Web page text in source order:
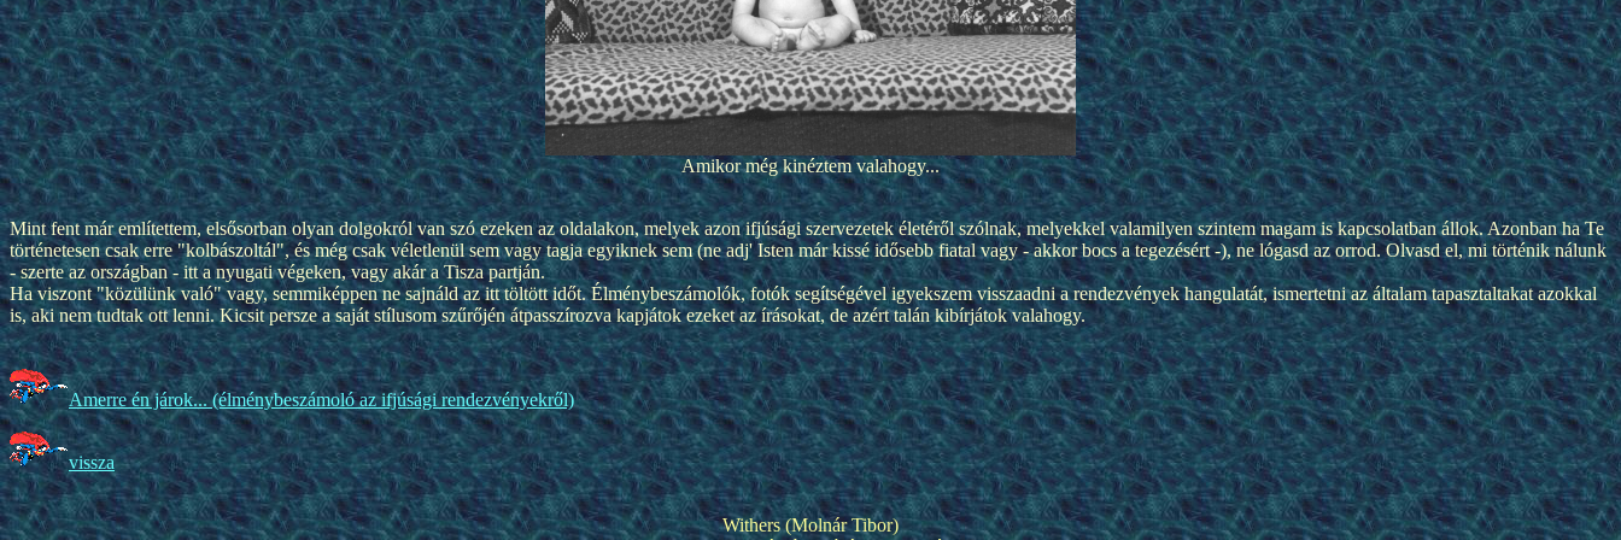
Amikor még kinéztem valahogy...
Mint fent már említettem, elsősorban olyan dolgokról van szó ezeken az oldalakon, melyek azon ifjúsági szervezetek életéről szólnak, melyekkel valamilyen szintem magam is kapcsolatban állok. Azonban ha Te
történetesen csak erre "kolbászoltál", és még csak véletlenül sem vagy tagja egyiknek sem (ne adj' Isten már kissé idősebb fiatal vagy - akkor bocs a tegezésért -), ne lógasd az orrod. Olvasd el, mi történik nálunk
- szerte az országban - itt a nyugati végeken, vagy akár a Tisza partján.
Ha viszont "közülünk való" vagy, semmiképpen ne sajnáld az itt töltött időt. Élménybeszámolók, fotók segítségével igyekszem visszaadni a rendezvények hangulatát, ismertetni az általam tapasztaltakat azokkal
is, aki nem tudtak ott lenni. Kicsit persze a saját stílusom szűrőjén átpasszírozva kapjátok ezeket az írásokat, de azért talán kibírjátok valahogy.
Amerre én járok... (élménybeszámoló az ifjúsági rendezvényekről)
vissza
Withers (Molnár Tibor)